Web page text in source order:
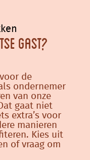
gast?
de
ondernemer
van onze
gaat niet
extra’s voor
manieren
Kies uit
of vraag om